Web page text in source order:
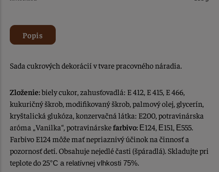
Popis
Sada cukrových dekorácií v tvare pracovného náradia.
Zloženie:biely cukor, zahusťovadlá: E 412, E 415, E 466,
kukuričný škrob, modifikovaný škrob, palmový olej, glycerín,
kryštalická glukóza, konzervačná látka: E200, potravinárska
aróma „Vanilka“, potravinárskefarbivo: Е124, Е151, Е555.
Farbivo E124 môže mať nepriaznivý účinok na činnosť a
pozornosť detí. Obsahuje nejedlé časti (špáradlá). Skladujte pri
teplote do 25°C a relatívnej vlhkosti 75%.